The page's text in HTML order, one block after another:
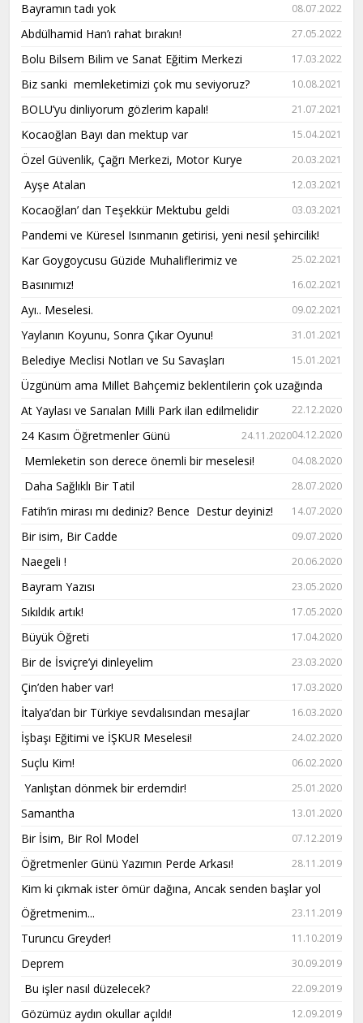
Bayramın tadı yok 08.07.2022
Abdülhamid Han’ı rahat bırakın! 27.05.2022
Bolu Bilsem Bilim ve Sanat Eğitim Merkezi 17.03.2022
Biz sanki memleketimizi çok mu seviyoruz? 10.08.2021
BOLU’yu dinliyorum gözlerim kapalı! 21.07.2021
Kocaoğlan Bayı dan mektup var 15.04.2021
Özel Güvenlik, Çağrı Merkezi, Motor Kurye 20.03.2021
Ayşe Atalan 12.03.2021
Kocaoğlan’ dan Teşekkür Mektubu geldi 03.03.2021
Pandemi ve Küresel Isınmanın getirisi, yeni nesil şehircilik!
25.02.2021
Kar Goygoycusu Güzide Muhaliflerimiz ve
Basınımız!
16.02.2021
Ayı.. Meselesi. 09.02.2021
Yaylanın Koyunu, Sonra Çıkar Oyunu! 31.01.2021
Belediye Meclisi Notları ve Su Savaşları 15.01.2021
Üzgünüm ama Millet Bahçemiz beklentilerin çok uzağında
22.12.2020
At Yaylası ve Sarıalan Milli Park ilan edilmelidir
04.12.2020
24 Kasım Öğretmenler Günü 24.11.2020
Memleketin son derece önemli bir meselesi! 04.08.2020
Daha Sağlıklı Bir Tatil 28.07.2020
Fatih’in mirası mı dediniz? Bence Destur deyiniz! 14.07.2020
Bir isim, Bir Cadde 09.07.2020
Naegeli ! 20.06.2020
Bayram Yazısı 23.05.2020
Sıkıldık artık! 17.05.2020
Büyük Öğreti 17.04.2020
Bir de İsviçre’yi dinleyelim 23.03.2020
Çin’den haber var! 17.03.2020
İtalya’dan bir Türkiye sevdalısından mesajlar 16.03.2020
İşbaşı Eğitimi ve İŞKUR Meselesi! 24.02.2020
Suçlu Kim! 06.02.2020
Yanlıştan dönmek bir erdemdir! 25.01.2020
Samantha 13.01.2020
Bir İsim, Bir Rol Model 07.12.2019
Öğretmenler Günü Yazımın Perde Arkası! 28.11.2019
Kim ki çıkmak ister ömür dağına, Ancak senden başlar yol
Öğretmenim...
23.11.2019
Turuncu Greyder! 11.10.2019
Deprem 30.09.2019
Bu işler nasıl düzelecek? 22.09.2019
Gözümüz aydın okullar açıldı! 12.09.2019